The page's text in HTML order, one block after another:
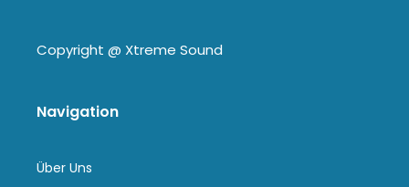
Copyright @ Xtreme Sound
Navigation
Über Uns